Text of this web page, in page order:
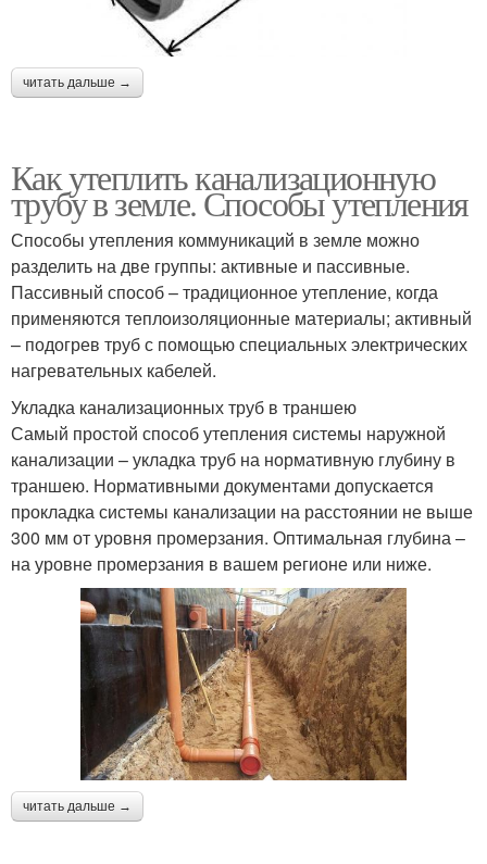
читать дальше →
Как утеплить канализационную
трубу в земле. Способы утепления
Способы утепления коммуникаций в земле можно
разделить на две группы: активные и пассивные.
Пассивный способ – традиционное утепление, когда
применяются теплоизоляционные материалы; активный
– подогрев труб с помощью специальных электрических
нагревательных кабелей.
Укладка канализационных труб в траншею
Самый простой способ утепления системы наружной
канализации – укладка труб на нормативную глубину в
траншею. Нормативными документами допускается
прокладка системы канализации на расстоянии не выше
300 мм от уровня промерзания. Оптимальная глубина –
на уровне промерзания в вашем регионе или ниже.
читать дальше →